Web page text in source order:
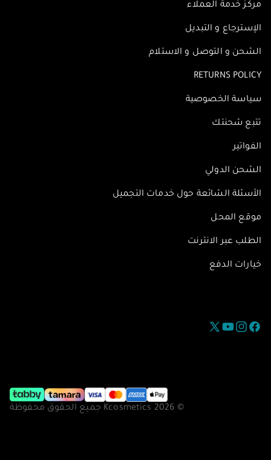
مركز خدمة العملاء
الإسترجاع و التبديل
الشحن و التوصل و الاستلام
RETURNS POLICY
سياسة الخصوصية
تتبع شحنتك
الفواتير
الشحن الدولي
الأسئلة الشائعة حول خدمات التجميل
موقع المحل
الطلب عبر الانترنت
خيارات الدفع
فيسبوكإنستغرام
يوتيوب
تويتر
© Kcosmetics 2026 جميع الحقوق محفوظة